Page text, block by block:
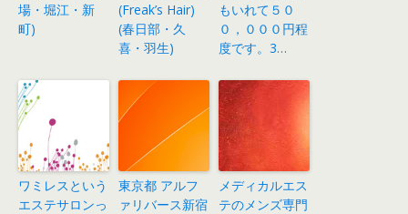
場・堀江・新
町)
(Freak’s Hair)
(春日部・久
喜・羽生)
もいれて５０
０，０００円程
度です。3…
ワミレスという
エステサロンっ
東京都 アルフ
ァリバース新宿
メディカルエス
テのメンズ専門